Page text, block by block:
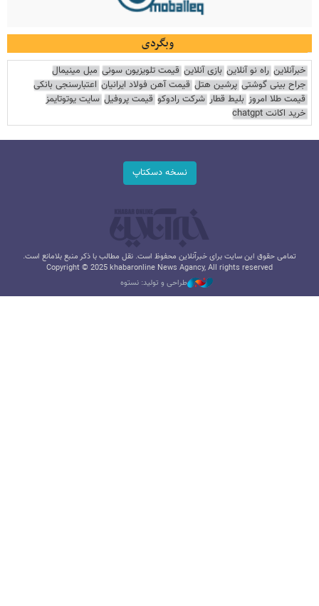
وبگردی
خبرآنلاین راه نو آنلاین بازی آنلاین قیمت تلویزیون سونی مبل مینیمال
جراح بینی گوشتی پرشین هتل قیمت آهن فولاد ایرانیان اعتبارسنجی بانکی
قیمت طلا امروز بلیط قطار شرکت رادوکو قیمت پروفیل سایت یوتوتایمز
خرید اکانت chatgpt
نسخه دسکتاپ
تمامی حقوق این سایت برای خبرآنلاین محفوظ است. نقل مطالب با ذکر منبع بلامانع است.
Copyright © 2025 khabaronline News Agancy, All rights reserved
طراحی و تولید: نستوه